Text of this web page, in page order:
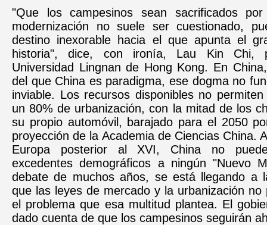
"Que los campesinos sean sacrificados
modernización no suele ser cuestionado,
destino inexorable hacia el que apunta el
historia", dice, con ironía, Lau Kin Chi,
Universidad Lingnan de Hong Kong. En
del que China es paradigma, ese dogma no
inviable. Los recursos disponibles no
un 80% de urbanización, con la mitad de los
su propio automóvil, barajado para el 2050
proyección de la Academia de Ciencias China.
Europa posterior al XVI, China no
excedentes demográficos a ningún "Nuevo
debate de muchos años, se está llegando a
que las leyes de mercado y la urbanización no
el problema que esa multitud plantea. El
dado cuenta de que los campesinos seguirán